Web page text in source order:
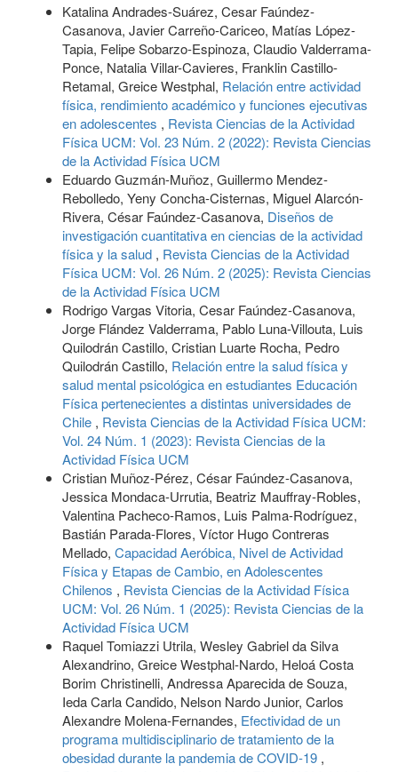
Katalina Andrades-Suárez, Cesar Faúndez-
Casanova, Javier Carreño-Cariceo, Matías López-
Tapia, Felipe Sobarzo-Espinoza, Claudio Valderrama-
Ponce, Natalia Villar-Cavieres, Franklin Castillo-
Retamal, Greice Westphal, Relación entre actividad
física, rendimiento académico y funciones ejecutivas
en adolescentes , Revista Ciencias de la Actividad
Física UCM: Vol. 23 Núm. 2 (2022): Revista Ciencias
de la Actividad Física UCM
Eduardo Guzmán-Muñoz, Guillermo Mendez-
Rebolledo, Yeny Concha-Cisternas, Miguel Alarcón-
Rivera, César Faúndez-Casanova, Diseños de
investigación cuantitativa en ciencias de la actividad
física y la salud , Revista Ciencias de la Actividad
Física UCM: Vol. 26 Núm. 2 (2025): Revista Ciencias
de la Actividad Física UCM
Rodrigo Vargas Vitoria, Cesar Faúndez-Casanova,
Jorge Flández Valderrama, Pablo Luna-Villouta, Luis
Quilodrán Castillo, Cristian Luarte Rocha, Pedro
Quilodrán Castillo, Relación entre la salud física y
salud mental psicológica en estudiantes Educación
Física pertenecientes a distintas universidades de
Chile , Revista Ciencias de la Actividad Física UCM:
Vol. 24 Núm. 1 (2023): Revista Ciencias de la
Actividad Física UCM
Cristian Muñoz-Pérez, César Faúndez-Casanova,
Jessica Mondaca-Urrutia, Beatriz Mauffray-Robles,
Valentina Pacheco-Ramos, Luis Palma-Rodríguez,
Bastián Parada-Flores, Víctor Hugo Contreras
Mellado, Capacidad Aeróbica, Nivel de Actividad
Física y Etapas de Cambio, en Adolescentes
Chilenos , Revista Ciencias de la Actividad Física
UCM: Vol. 26 Núm. 1 (2025): Revista Ciencias de la
Actividad Física UCM
Raquel Tomiazzi Utrila, Wesley Gabriel da Silva
Alexandrino, Greice Westphal-Nardo, Heloá Costa
Borim Christinelli, Andressa Aparecida de Souza,
Ieda Carla Candido, Nelson Nardo Junior, Carlos
Alexandre Molena-Fernandes, Efectividad de un
programa multidisciplinario de tratamiento de la
obesidad durante la pandemia de COVID-19 ,